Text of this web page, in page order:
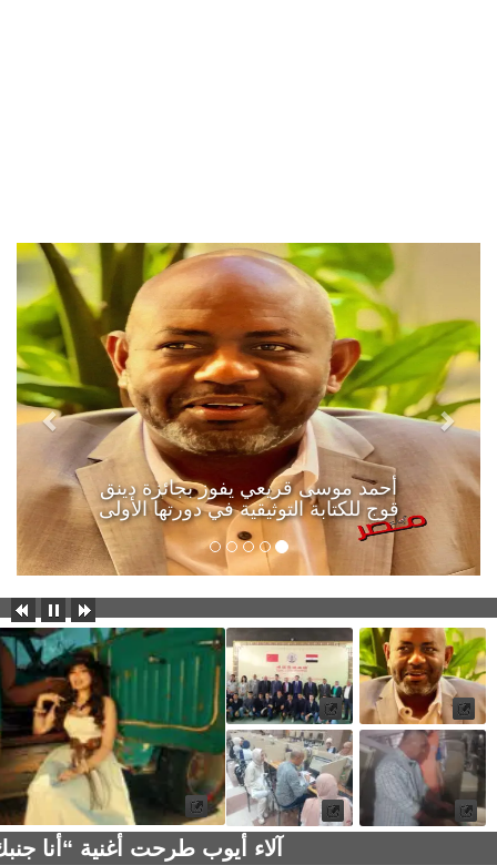
أحمد موسى قريعي يفوز بجائزة دينق
قوج للكتابة التوثيقية في دورتها الأولى
آلاء أيوب طرحت أغنية “أنا